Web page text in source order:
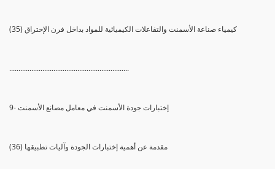
(35) كيمياء صناعة الأسمنت والتفاعلات الكيميائية للمواد بداخل فرن الإحتراق
.................................................................
9- إختبارات جودة الأسمنت في معامل مصانع الأسمنت
(36) مقدمة عن أهمية إختبارات الجودة وآليات تطبيقها